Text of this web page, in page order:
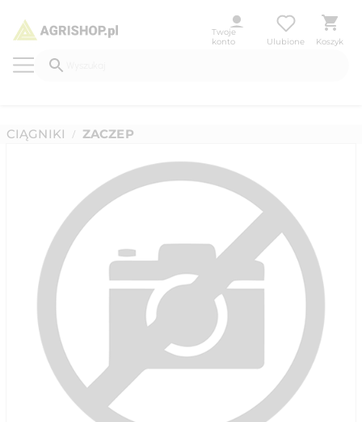
Twoje
konto
Ulubione Koszyk
CIĄGNIKI / ZACZEP